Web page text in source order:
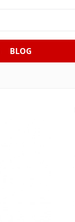
BLOG